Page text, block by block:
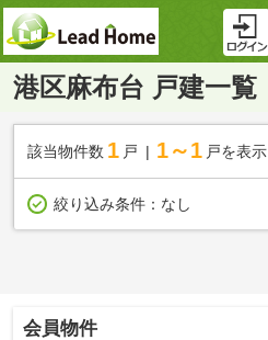
港区麻布台 戸建一覧
該当物件数 1 戸 1～1 戸を表示
絞り込み条件： なし
会員物件